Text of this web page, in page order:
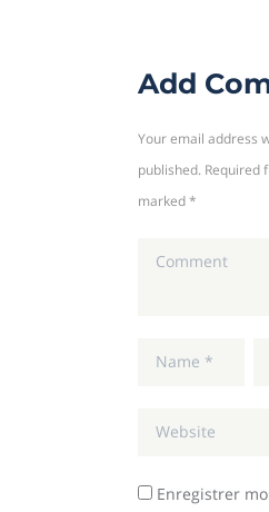
Add
Your email address
published. Required
marked *
Enregistrer